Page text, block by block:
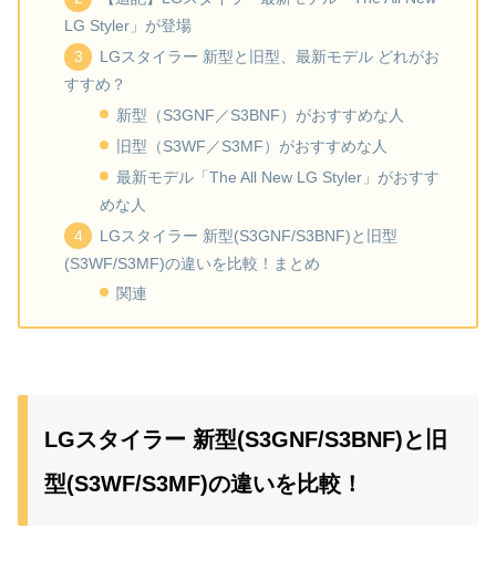
LG Styler」が登場
LGスタイラー 新型と旧型、最新モデル どれがお
すすめ？
新型（S3GNF／S3BNF）がおすすめな人
旧型（S3WF／S3MF）がおすすめな人
最新モデル「The All New LG Styler」がおすす
めな人
LGスタイラー 新型(S3GNF/S3BNF)と旧型
(S3WF/S3MF)の違いを比較！まとめ
関連
LGスタイラー 新型(S3GNF/S3BNF)と旧
型(S3WF/S3MF)の違いを比較！